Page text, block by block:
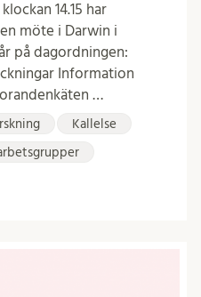
14.15 har
möte i Darwin i
på dagordningen:
Information
…
Kallelse